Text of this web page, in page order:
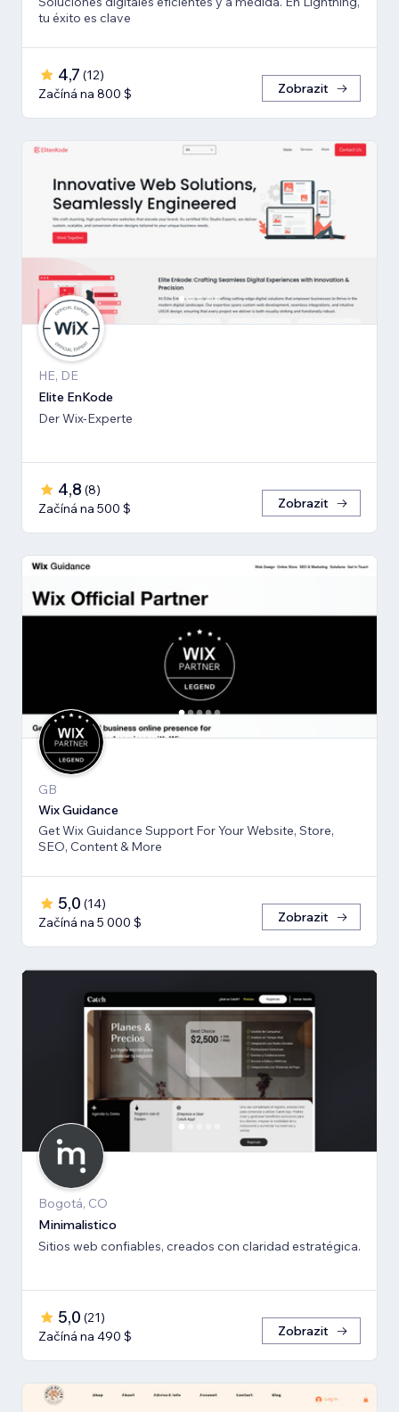
tu éxito es clave
4,7 (12)
Začíná na 800 $
Zobrazit
HE, DE
Elite EnKode
Der Wix-Experte
4,8 (8)
Začíná na 500 $
Zobrazit
GB
Wix Guidance
Get Wix Guidance Support For Your Website, Store,
SEO, Content & More
5,0 (14)
Začíná na 5 000 $
Zobrazit
Bogotá, CO
Minimalistico
Sitios web confiables, creados con claridad estratégica.
5,0 (21)
Začíná na 490 $
Zobrazit